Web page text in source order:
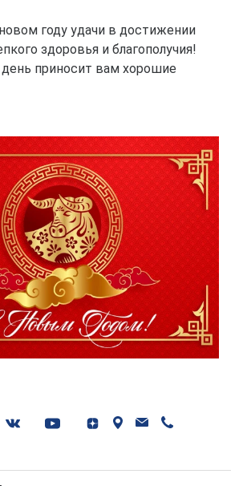
году удачи в достижении
здоровья и благополучия!
приносит вам хорошие